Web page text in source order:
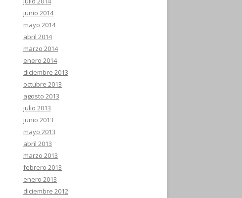
junio 2014
mayo 2014
abril 2014
marzo 2014
enero 2014
diciembre 2013
octubre 2013
agosto 2013
julio 2013
junio 2013
mayo 2013
abril 2013
marzo 2013
febrero 2013
enero 2013
diciembre 2012